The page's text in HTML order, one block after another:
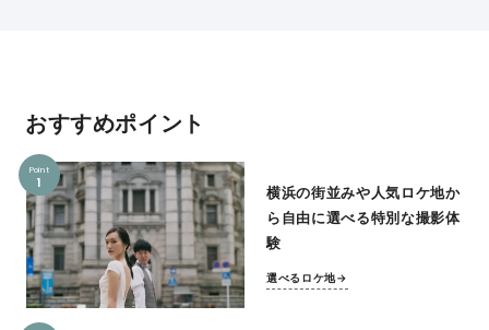
おすすめポイント
Point
1
横浜の街並みや人気ロケ地か
ら自由に選べる特別な撮影体
験
選べるロケ地→